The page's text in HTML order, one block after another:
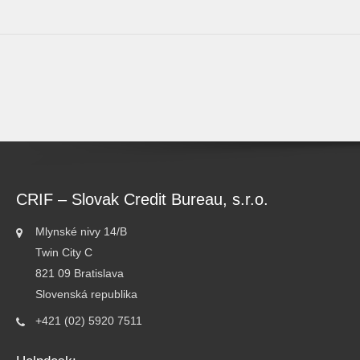
CRIF – Slovak Credit Bureau, s.r.o.
Mlynské nivy 14/B
Twin City C
821 09 Bratislava
Slovenská republika
+421 (02) 5920 7511